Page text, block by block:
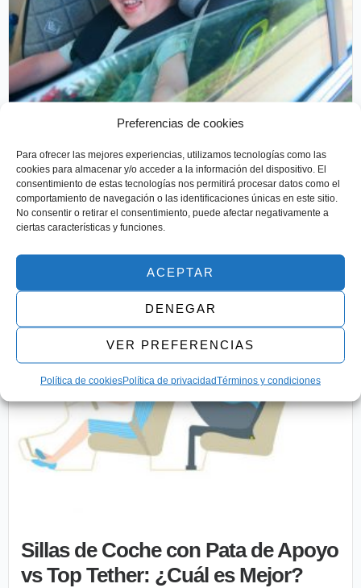
Preferencias de cookies
Para ofrecer las mejores experiencias, utilizamos tecnologías como las
cookies para almacenar y/o acceder a la información del dispositivo. El
consentimiento de estas tecnologías nos permitirá procesar datos como el
comportamiento de navegación o las identificaciones únicas en este sitio.
No consentir o retirar el consentimiento, puede afectar negativamente a
ciertas características y funciones.
ACEPTAR
DENEGAR
VER PREFERENCIAS
Política de cookiesPolítica de privacidadTérminos y condiciones
¿Sabías por qué las sillas de coche
giratorias son más seguras?
Las sillas de coche giratorias han ganado popularidad debido
a su versatilidad y los beneficios...
Sillas de Coche con Pata de Apoyo
vs Top Tether: ¿Cuál es Mejor?